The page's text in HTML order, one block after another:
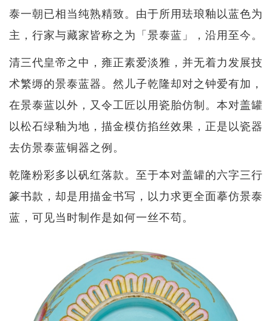
泰一朝已相当纯熟精致。由于所用珐琅釉以蓝色为
主，行家与藏家皆称之为「景泰蓝」，沿用至今。
清三代皇帝之中，雍正素爱淡雅，并无着力发展技
术繁缛的景泰蓝器。然儿子乾隆却对之钟爱有加，
在景泰蓝以外，又令工匠以用瓷胎仿制。本对盖罐
以松石绿釉为地，描金模仿掐丝效果，正是以瓷器
去仿景泰蓝铜器之例。
乾隆粉彩多以矾红落款。至于本对盖罐的六字三行
篆书款，却是用描金书写，以力求更全面摹仿景泰
蓝，可见当时制作是如何一丝不苟。